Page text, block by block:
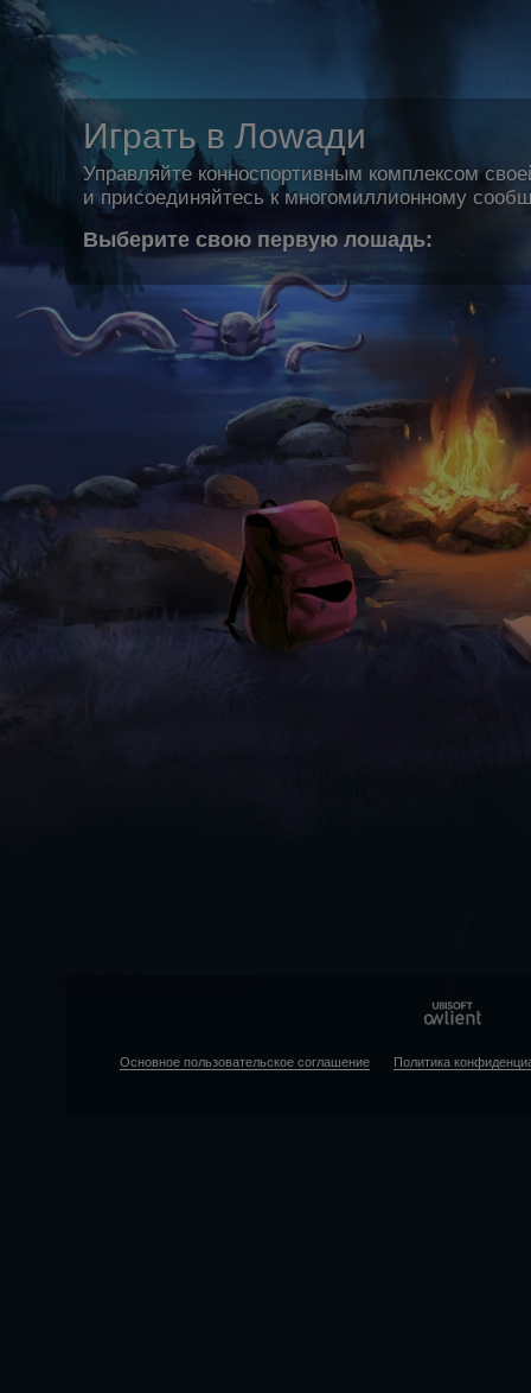
Играть в Лоwади
Управляйте конноспортивным комплексом
и присоединяйтесь к многомиллионному
Выберите свою первую лошадь:
Основное пользовательское соглашение Политика